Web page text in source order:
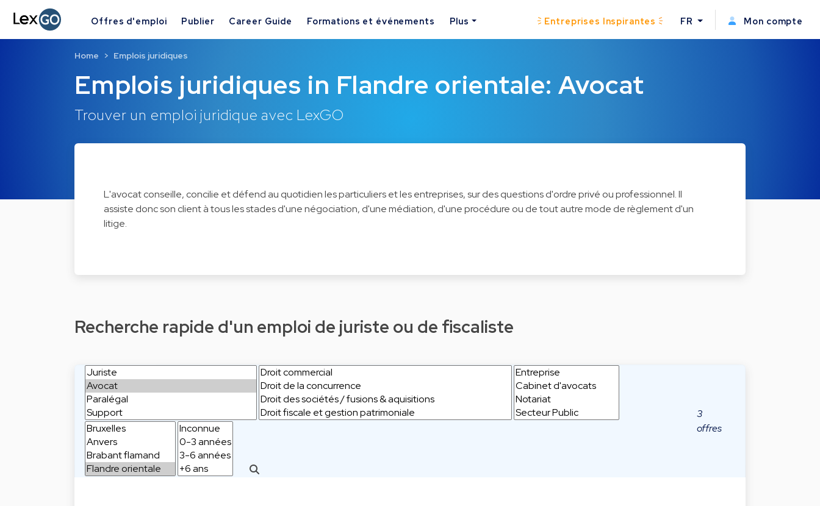
Offres d'emploi Publier Career Guide Formations et événements Plus Entreprises Inspirantes FR Mon compte
Emplois juridiques in Flandre orientale: Avocat
Trouver un emploi juridique avec LexGO
Home Emplois juridiques
L'avocat conseille, concilie et défend au quotidien les particuliers et les entreprises, sur des questions d'ordre privé ou professionnel. Il
assiste donc son client à tous les stades d'une négociation, d'une médiation, d'une procédure ou de tout autre mode de règlement d'un
litige.
Recherche rapide d'un emploi de juriste ou de fiscaliste
3
offres